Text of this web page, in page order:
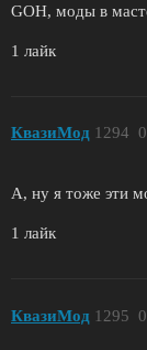
GOH, моды в
1 лайк
КвазиМод 1294
А, ну я тоже эти
1 лайк
КвазиМод 1295